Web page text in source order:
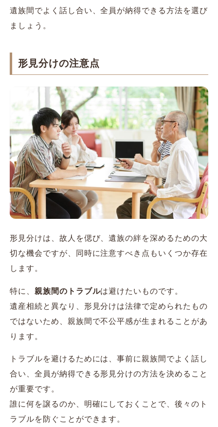
遺族間でよく話し合い、全員が納得できる方法を選び
ましょう。
形見分けの注意点
形見分けは、故人を偲び、遺族の絆を深めるための大
切な機会ですが、同時に注意すべき点もいくつか存在
します。
特に、 親族間のトラブルは避けたいものです。
遺産相続と異なり、形見分けは法律で定められたもの
ではないため、親族間で不公平感が生まれることがあ
ります。
トラブルを避けるためには、事前に親族間でよく話し
合い、全員が納得できる形見分けの方法を決めること
が重要です。
誰に何を譲るのか、明確にしておくことで、後々のト
ラブルを防ぐことができます。